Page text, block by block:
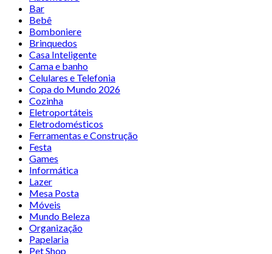
Bar
Bebê
Bomboniere
Brinquedos
Casa Inteligente
Cama e banho
Celulares e Telefonia
Copa do Mundo 2026
Cozinha
Eletroportáteis
Eletrodomésticos
Ferramentas e Construção
Festa
Games
Informática
Lazer
Mesa Posta
Móveis
Mundo Beleza
Organização
Papelaria
Pet Shop